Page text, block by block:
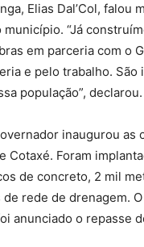
Elias Dal’Col,
“Já
em parceria com o
e pelo trabalho.
população”, declarou.
inaugurou
Cotaxé. Foram
de concreto, 2 mil
rede de drenagem.
anunciado o repasse